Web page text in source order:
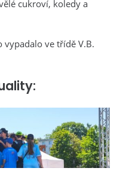
cukroví, koledy a
vypadalo ve třídě V.B.